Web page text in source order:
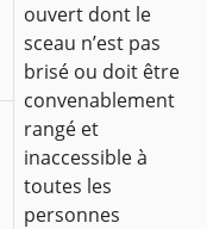
ouvert dont le
sceau n’est pas
brisé ou doit être
convenablement
rangé et
inaccessible à
toutes les
personnes